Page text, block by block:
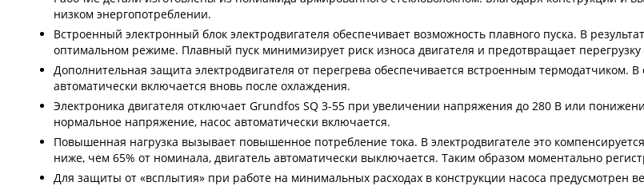
низком энергопотреблении.
Встроенный электронный блок электродвигателя обеспечивает возможность плавного пуска. В
оптимальном режиме. Плавный пуск минимизирует риск износа двигателя и предотвращает перегрузку
Дополнительная защита электродвигателя от перегрева обеспечивается встроенным термодатчиком.
автоматически включается вновь после охлаждения.
Электроника двигателя отключает Grundfos SQ 3-55 при увеличении напряжения до 280 В или
нормальное напряжение, насос автоматически включается.
Повышенная нагрузка вызывает повышенное потребление тока. В электродвигателе это
ниже, чем 65% от номинала, двигатель автоматически выключается. Таким образом моментально
Для защиты от «всплытия» при работе на минимальных расходах в конструкции насоса предусмотрен